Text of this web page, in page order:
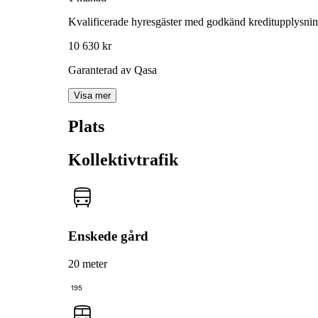
Kvalificerade hyresgäster med godkänd
10 630 kr
Garanterad av Qasa
Visa mer
Plats
Kollektivtrafik
Enskede gård
20 meter
195